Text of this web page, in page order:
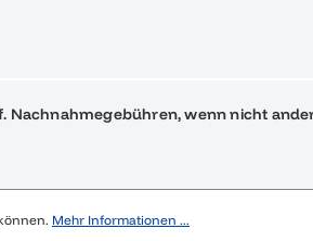
Nachnahmegebühren, wenn nicht
Mehr Informationen ...